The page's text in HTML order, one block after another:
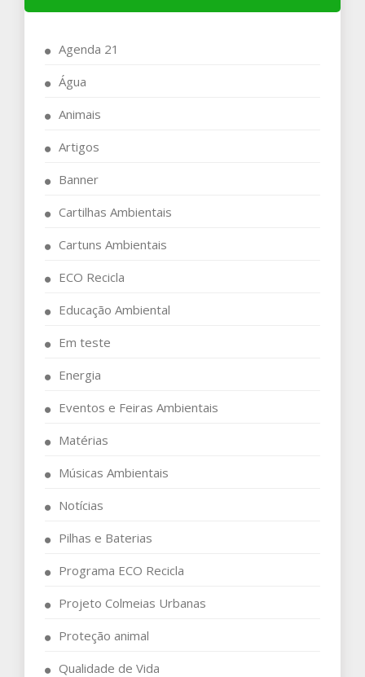
Agenda 21
Água
Animais
Artigos
Banner
Cartilhas Ambientais
Cartuns Ambientais
ECO Recicla
Educação Ambiental
Em teste
Energia
Eventos e Feiras Ambientais
Matérias
Músicas Ambientais
Notícias
Pilhas e Baterias
Programa ECO Recicla
Projeto Colmeias Urbanas
Proteção animal
Qualidade de Vida